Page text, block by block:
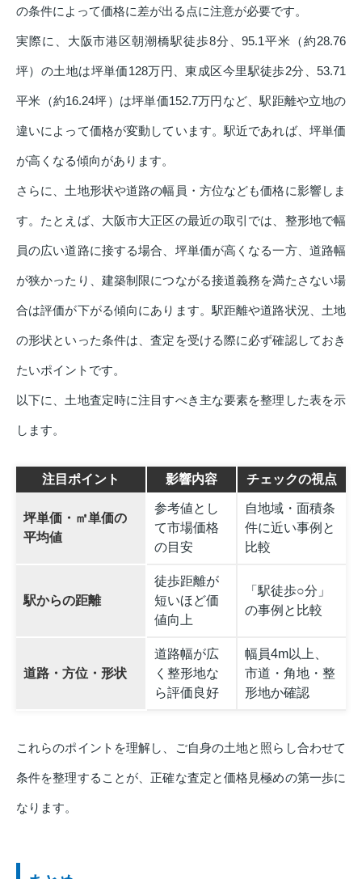
の条件によって価格に差が出る点に注意が必要です。
実際に、大阪市港区朝潮橋駅徒歩8分、95.1平米（約28.76
坪）の土地は坪単価128万円、東成区今里駅徒歩2分、53.71
平米（約16.24坪）は坪単価152.7万円など、駅距離や立地の
違いによって価格が変動しています。駅近であれば、坪単価
が高くなる傾向があります。
さらに、土地形状や道路の幅員・方位なども価格に影響しま
す。たとえば、大阪市大正区の最近の取引では、整形地で幅
員の広い道路に接する場合、坪単価が高くなる一方、道路幅
が狭かったり、建築制限につながる接道義務を満たさない場
合は評価が下がる傾向にあります。駅距離や道路状況、土地
の形状といった条件は、査定を受ける際に必ず確認しておき
たいポイントです。
以下に、土地査定時に注目すべき主な要素を整理した表を示
します。
注目ポイント 影響内容 チェックの視点
坪単価・㎡単価の
平均値
参考値とし
て市場価格
の目安
自地域・面積条
件に近い事例と
比較
駅からの距離
徒歩距離が
短いほど価
値向上
「駅徒歩○分」
の事例と比較
道路・方位・形状
道路幅が広
く整形地な
ら評価良好
幅員4m以上、
市道・角地・整
形地か確認
これらのポイントを理解し、ご自身の土地と照らし合わせて
条件を整理することが、正確な査定と価格見極めの第一歩に
なります。